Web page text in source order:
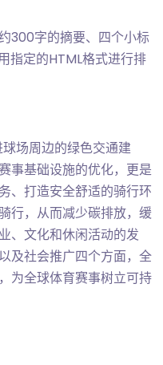
300字的摘要、四个小标
指定的HTML格式进行排
场周边的绿色交通建
事基础设施的优化，更是
、打造安全舒适的骑行环
行，从而减少碳排放，缓
、文化和休闲活动的发
及社会推广四个方面，全
为全球体育赛事树立可持